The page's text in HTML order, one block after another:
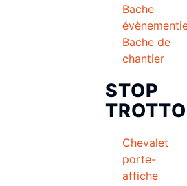
Bache
Bache de
chantier
STOP
Chevalet
porte-
affiche